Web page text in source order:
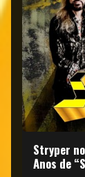
Stryper
Anos de